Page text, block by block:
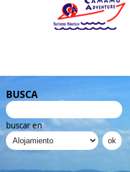
BUSCA
buscar en